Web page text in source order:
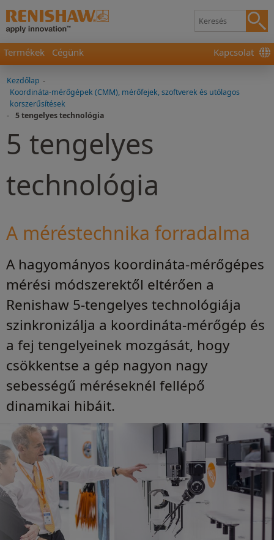
Termékek Cégünk Kapcsolat
Kezdőlap -
Koordináta-mérőgépek (CMM), mérőfejek, szoftverek és utólagos
korszerűsítések
- 5 tengelyes technológia
5 tengelyes
technológia
A méréstechnika forradalma
A hagyományos koordináta-mérőgépes
mérési módszerektől eltérően a
Renishaw 5-tengelyes technológiája
szinkronizálja a koordináta-mérőgép és
a fej tengelyeinek mozgását, hogy
csökkentse a gép nagyon nagy
sebességű méréseknél fellépő
dinamikai hibáit.